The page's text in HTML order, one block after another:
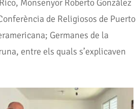
Monsenyor Roberto González
de Religiosos de Puerto
Germanes de la
entre els quals s’explicaven